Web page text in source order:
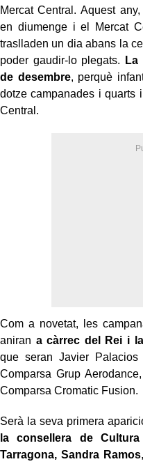
Mercat Central. Aquest
en diumenge i el Mercat
traslladen un dia abans la
poder gaudir-lo plegats.
La
de desembre, perquè
dotze campanades i quarts
Central.
Com a novetat, les
aniran a càrrec del Rei i
que seran Javier
Comparsa Grup
Comparsa Cromatic Fusion.
Serà la seva primera
la consellera de
Tarragona, Sandra Ramos